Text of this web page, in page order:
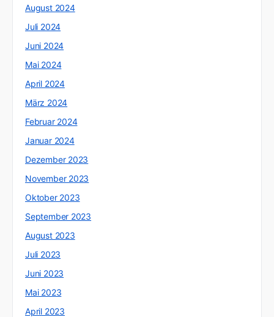
August 2024
Juli 2024
Juni 2024
Mai 2024
April 2024
März 2024
Februar 2024
Januar 2024
Dezember 2023
November 2023
Oktober 2023
September 2023
August 2023
Juli 2023
Juni 2023
Mai 2023
April 2023